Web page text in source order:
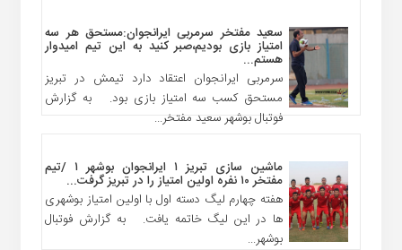
سعید مفتخر سرمربی ایرانجوان:مستحق هر سه
امتیاز بازی بودیم،صبر کنید به این تیم امیدوار
هستم...
سرمربی ایرانجوان اعتقاد دارد تیمش در تبریز
مستحق کسب سه امتیاز بازی بود. به گزارش
فوتبال بوشهر سعید مفتخر...
ماشین سازی تبریز ۱ ایرانجوان بوشهر ۱ /تیم
مفتخر ۱۰ نفره اولین امتیاز را در تبریز گرفت...
هفته چهارم لیگ دسته اول با اولین امتیاز بوشهری
ها در این لیگ خاتمه یافت. به گزارش فوتبال
بوشهر...